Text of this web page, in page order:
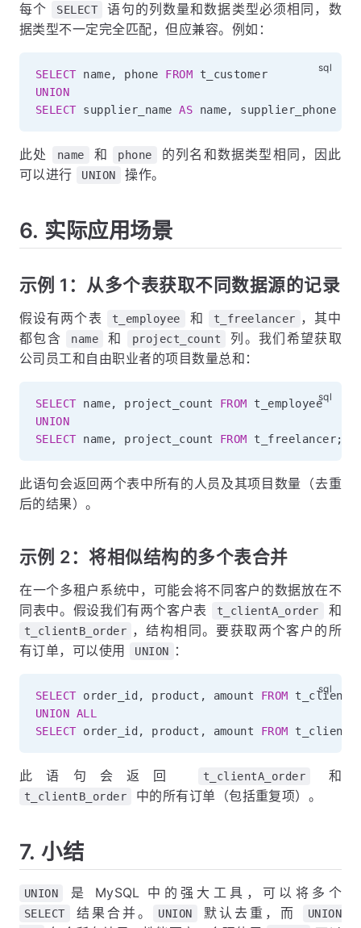
每个 SELECT
语句的列数量和数据类型必须相同，数
据类型不一定完全匹配，但应兼容。例如：
SELECT name, phone FROM
UNION
SELECT supplier_name AS name, supplier_phone
此处 name 和 phone
的列名和数据类型相同，因此
可以进行
UNION 操作。
6. 实际应用场景
示例 1：从多个表获取不同数据源的记录
假设有两个表 t_employee 和 t_freelancer ，其中
都包含
name 和 project_count
列。我们希望获取
公司员工和自由职业者的项目数量总和：
SELECT name, project_count FROM
t_employee
UNION
SELECT name, project_count FROM t_freelancer;
此语句会返回两个表中所有的人员及其项目数量（去重
后的结果）。
示例 2：将相似结构的多个表合并
在一个多租户系统中，可能会将不同客户的数据放在不
同表中。假设我们有两个客户表
t_clientA_order 和
t_clientB_order ，结构相同。要获取两个客户的所
有订单，可以使用
UNION ：
SELECT order_id , product , amount FROM
UNION ALL
SELECT order_id , product , amount FROM
此语句会返回 t_clientA_order 和
t_clientB_order 中的所有订单（包括重复项）。
7. 小结
UNION 是 MySQL 中的强大工具，可以将多个
SELECT 结果合并。 UNION 默认去重，而
UNION